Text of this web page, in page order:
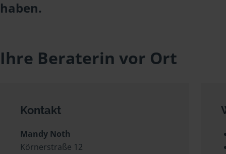
haben.
Ihre Beraterin vor Ort
Kontakt
Mandy Noth
Körnerstraße 12